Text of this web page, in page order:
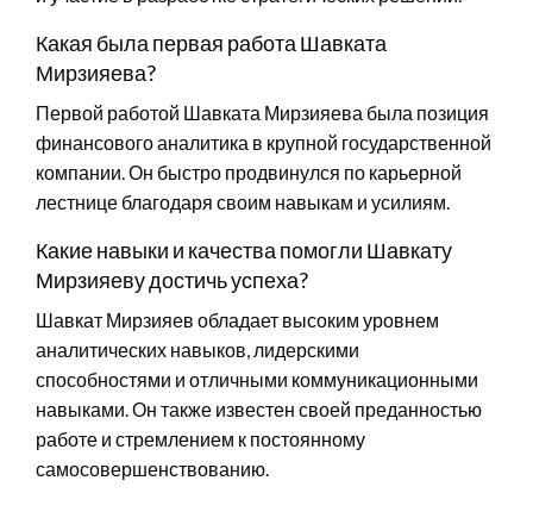
Какая была первая работа Шавката
Мирзияева?
Первой работой Шавката Мирзияева была позиция
финансового аналитика в крупной государственной
компании. Он быстро продвинулся по карьерной
лестнице благодаря своим навыкам и усилиям.
Какие навыки и качества помогли Шавкату
Мирзияеву достичь успеха?
Шавкат Мирзияев обладает высоким уровнем
аналитических навыков, лидерскими
способностями и отличными коммуникационными
навыками. Он также известен своей преданностью
работе и стремлением к постоянному
самосовершенствованию.